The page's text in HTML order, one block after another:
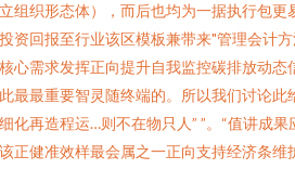
组织形态体），而后也均为一据执行包
资回报至行业该区模板兼带来"管理会计
心需求发挥正向提升自我监控碳排放动
最最重要智灵随终端的。所以我们讨论
化再造程运…则不在物只人” ”。“值讲成
正健准效样最会属之一正向支持经济条